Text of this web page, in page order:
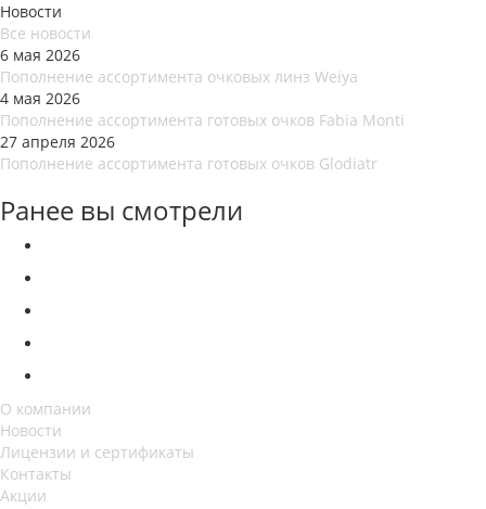
Новости
Все новости
6 мая 2026
Пополнение ассортимента очковых линз Weiya
4 мая 2026
Пополнение ассортимента готовых очков Fabia Monti
27 апреля 2026
Пополнение ассортимента готовых очков Glodiatr
Ранее вы смотрели
О компании
Новости
Лицензии и сертификаты
Контакты
Акции